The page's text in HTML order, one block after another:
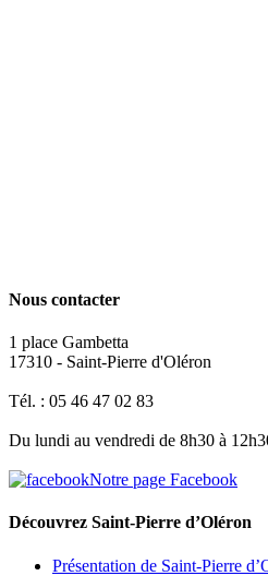
Nous contacter
1 place Gambetta
17310 - Saint-Pierre d'Oléron
Tél. : 05 46 47 02 83
Du lundi au vendredi de 8h30 à
Notre page Facebook
Découvrez Saint-Pierre d’Oléron
Présentation de Saint-Pierre